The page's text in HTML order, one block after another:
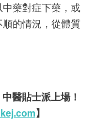
藥對症下藥，或
的情況，從體質
醫貼士派上場！
】